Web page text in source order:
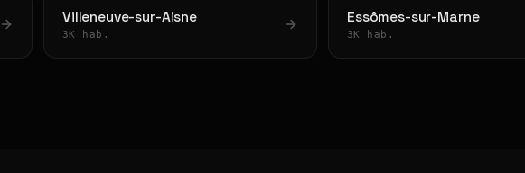
Villeneuve-sur-Aisne
3K hab.
Essômes-sur-Marne
3K hab.